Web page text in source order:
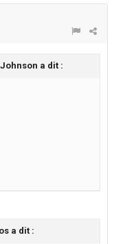
a dit :
a dit :